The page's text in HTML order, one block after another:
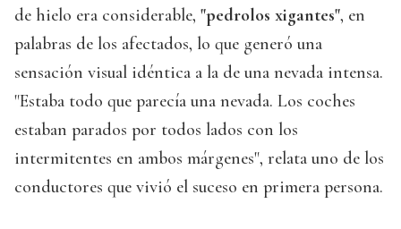
de hielo era considerable, "pedrolos xigantes", en
palabras de los afectados, lo que generó una
sensación visual idéntica a la de una nevada intensa.
"Estaba todo que parecía una nevada. Los coches
estaban parados por todos lados con los
intermitentes en ambos márgenes", relata uno de los
conductores que vivió el suceso en primera persona.